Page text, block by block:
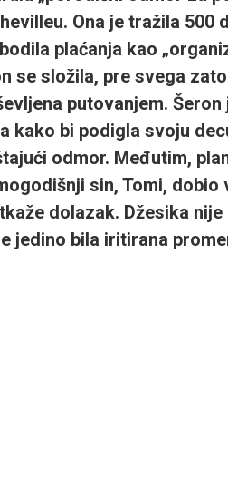
Ona je tražila 500
plaćanja kao
se složila, pre svega
putovanjem.
kako bi podigla svoju
odmor. Međutim,
sin, Tomi,
dolazak. Džesika
jedino bila iritirana